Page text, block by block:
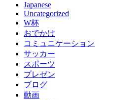
Japanese
Uncategorized
W杯
おでかけ
コミュニケーション
サッカー
スポーツ
プレゼン
ブログ
動画